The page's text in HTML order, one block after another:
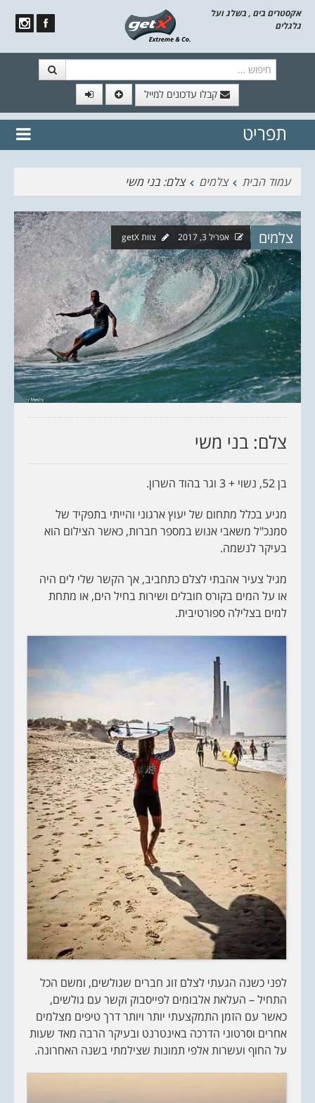
אקסטרים בים , בשלג ועל
גלגלים
קבלו עדכונים למייל
// הצטרף לרשימת תפוצה!
נשמח
תפריט
עמוד הבית
צלמים צלם: בני משי
צלמים אפריל 3, 2017 צוות getX
צלם: בני משי
בן 52, נשוי + 3 וגר בהוד השרון.
מגיע בכלל מתחום של יעוץ ארגוני והייתי בתפקיד של
סמנכ"ל משאבי אנוש במספר חברות, כאשר הצילום הוא
בעיקר לנשמה.
מגיל צעיר אהבתי לצלם כתחביב, אך הקשר שלי לים היה
או על המים בקורס חובלים ושירות בחיל הים, או מתחת
למים בצלילה ספורטיבית.
לפני כשנה הגעתי לצלם זוג חברים שגולשים, ומשם הכל
התחיל – העלאת אלבומים לפייסבוק וקשר עם גולשים,
כאשר עם הזמן התמקצעתי יותר ויותר דרך טיפים מצלמים
אחרים וסרטוני הדרכה באינטרנט ובעיקר הרבה מאד שעות
על החוף ועשרות אלפי תמונות שצילמתי בשנה האחרונה.